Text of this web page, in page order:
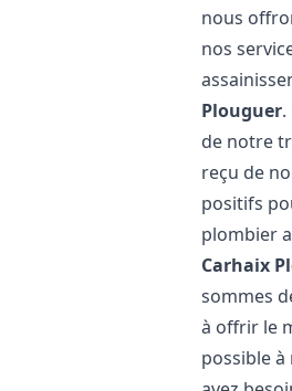
nous
nos
Plouguer
de notre
reçu de
positifs
plombier
Carhaix
sommes
à offrir le
possible à